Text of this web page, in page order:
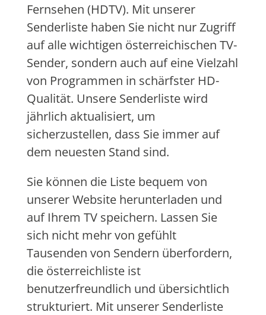
Fernsehen (HDTV). Mit unserer
Senderliste haben Sie nicht nur Zugriff
auf alle wichtigen österreichischen TV-
Sender, sondern auch auf eine Vielzahl
von Programmen in schärfster HD-
Qualität. Unsere Senderliste wird
jährlich aktualisiert, um
sicherzustellen, dass Sie immer auf
dem neuesten Stand sind.
Sie können die Liste bequem von
unserer Website herunterladen und
auf Ihrem TV speichern. Lassen Sie
sich nicht mehr von gefühlt
Tausenden von Sendern überfordern,
die österreichliste ist
benutzerfreundlich und übersichtlich
strukturiert. Mit unserer Senderliste